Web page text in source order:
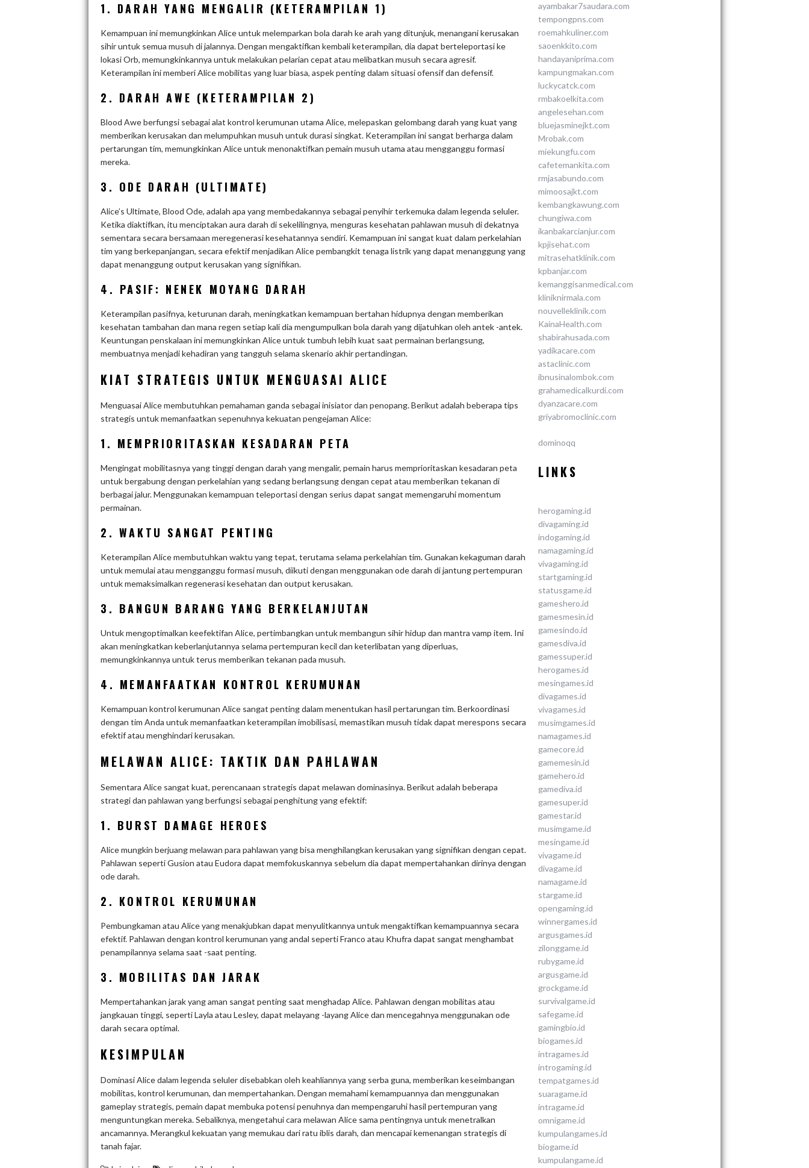
1. DARAH YANG MENGALIR (KETERAMPILAN 1)
Kemampuan ini memungkinkan Alice untuk melemparkan bola darah ke arah yang ditunjuk, menangani kerusakan
sihir untuk semua musuh di jalannya. Dengan mengaktifkan kembali keterampilan, dia dapat berteleportasi ke
lokasi Orb, memungkinkannya untuk melakukan pelarian cepat atau melibatkan musuh secara agresif.
Keterampilan ini memberi Alice mobilitas yang luar biasa, aspek penting dalam situasi ofensif dan defensif.
2. DARAH AWE (KETERAMPILAN 2)
Blood Awe berfungsi sebagai alat kontrol kerumunan utama Alice, melepaskan gelombang darah yang kuat yang
memberikan kerusakan dan melumpuhkan musuh untuk durasi singkat. Keterampilan ini sangat berharga dalam
pertarungan tim, memungkinkan Alice untuk menonaktifkan pemain musuh utama atau mengganggu formasi
mereka.
3. ODE DARAH (ULTIMATE)
Alice’s Ultimate, Blood Ode, adalah apa yang membedakannya sebagai penyihir terkemuka dalam legenda seluler.
Ketika diaktifkan, itu menciptakan aura darah di sekelilingnya, menguras kesehatan pahlawan musuh di dekatnya
sementara secara bersamaan meregenerasi kesehatannya sendiri. Kemampuan ini sangat kuat dalam perkelahian
tim yang berkepanjangan, secara efektif menjadikan Alice pembangkit tenaga listrik yang dapat menanggung yang
dapat menanggung output kerusakan yang signifikan.
4. PASIF: NENEK MOYANG DARAH
Keterampilan pasifnya, keturunan darah, meningkatkan kemampuan bertahan hidupnya dengan memberikan
kesehatan tambahan dan mana regen setiap kali dia mengumpulkan bola darah yang dijatuhkan oleh antek -antek.
Keuntungan penskalaan ini memungkinkan Alice untuk tumbuh lebih kuat saat permainan berlangsung,
membuatnya menjadi kehadiran yang tangguh selama skenario akhir pertandingan.
KIAT STRATEGIS UNTUK MENGUASAI ALICE
Menguasai Alice membutuhkan pemahaman ganda sebagai inisiator dan penopang. Berikut adalah beberapa tips
strategis untuk memanfaatkan sepenuhnya kekuatan pengejaman Alice:
1. MEMPRIORITASKAN KESADARAN PETA
Mengingat mobilitasnya yang tinggi dengan darah yang mengalir, pemain harus memprioritaskan kesadaran peta
untuk bergabung dengan perkelahian yang sedang berlangsung dengan cepat atau memberikan tekanan di
berbagai jalur. Menggunakan kemampuan teleportasi dengan serius dapat sangat memengaruhi momentum
permainan.
2. WAKTU SANGAT PENTING
Keterampilan Alice membutuhkan waktu yang tepat, terutama selama perkelahian tim. Gunakan kekaguman darah
untuk memulai atau mengganggu formasi musuh, diikuti dengan menggunakan ode darah di jantung pertempuran
untuk memaksimalkan regenerasi kesehatan dan output kerusakan.
3. BANGUN BARANG YANG BERKELANJUTAN
Untuk mengoptimalkan keefektifan Alice, pertimbangkan untuk membangun sihir hidup dan mantra vamp item. Ini
akan meningkatkan keberlanjutannya selama pertempuran kecil dan keterlibatan yang diperluas,
memungkinkannya untuk terus memberikan tekanan pada musuh.
4. MEMANFAATKAN KONTROL KERUMUNAN
Kemampuan kontrol kerumunan Alice sangat penting dalam menentukan hasil pertarungan tim. Berkoordinasi
dengan tim Anda untuk memanfaatkan keterampilan imobilisasi, memastikan musuh tidak dapat merespons secara
efektif atau menghindari kerusakan.
MELAWAN ALICE: TAKTIK DAN PAHLAWAN
Sementara Alice sangat kuat, perencanaan strategis dapat melawan dominasinya. Berikut adalah beberapa
strategi dan pahlawan yang berfungsi sebagai penghitung yang efektif:
1. BURST DAMAGE HEROES
Alice mungkin berjuang melawan para pahlawan yang bisa menghilangkan kerusakan yang signifikan dengan cepat.
Pahlawan seperti Gusion atau Eudora dapat memfokuskannya sebelum dia dapat mempertahankan dirinya dengan
ode darah.
2. KONTROL KERUMUNAN
Pembungkaman atau Alice yang menakjubkan dapat menyulitkannya untuk mengaktifkan kemampuannya secara
efektif. Pahlawan dengan kontrol kerumunan yang andal seperti Franco atau Khufra dapat sangat menghambat
penampilannya selama saat -saat penting.
3. MOBILITAS DAN JARAK
Mempertahankan jarak yang aman sangat penting saat menghadap Alice. Pahlawan dengan mobilitas atau
jangkauan tinggi, seperti Layla atau Lesley, dapat melayang -layang Alice dan mencegahnya menggunakan ode
darah secara optimal.
KESIMPULAN
Dominasi Alice dalam legenda seluler disebabkan oleh keahliannya yang serba guna, memberikan keseimbangan
mobilitas, kontrol kerumunan, dan mempertahankan. Dengan memahami kemampuannya dan menggunakan
gameplay strategis, pemain dapat membuka potensi penuhnya dan mempengaruhi hasil pertempuran yang
menguntungkan mereka. Sebaliknya, mengetahui cara melawan Alice sama pentingnya untuk menetralkan
ancamannya. Merangkul kekuatan yang memukau dari ratu iblis darah, dan mencapai kemenangan strategis di
tanah fajar.
ayambakar7saudara.com
tempongpns.com
roemahkuliner.com
saoenkkito.com
handayaniprima.com
kampungmakan.com
luckycatck.com
rmbakoelkita.com
angelesehan.com
bluejasminejkt.com
Mrobak.com
miekungfu.com
cafetemankita.com
rmjasabundo.com
mimoosajkt.com
kembangkawung.com
chungiwa.com
ikanbakarcianjur.com
kpjisehat.com
mitrasehatklinik.com
kpbanjar.com
kemanggisanmedical.com
kliniknirmala.com
nouvelleklinik.com
KainaHealth.com
shabirahusada.com
yadikacare.com
astaclinic.com
ibnusinalombok.com
grahamedicalkurdi.com
dyanzacare.com
griyabromoclinic.com
dominoqq
LINKS
herogaming.id
divagaming.id
indogaming.id
namagaming.id
vivagaming.id
startgaming.id
statusgame.id
gameshero.id
gamesmesin.id
gamesindo.id
gamesdiva.id
gamessuper.id
herogames.id
mesingames.id
divagames.id
vivagames.id
musimgames.id
namagames.id
gamecore.id
gamemesin.id
gamehero.id
gamediva.id
gamesuper.id
gamestar.id
musimgame.id
mesingame.id
vivagame.id
divagame.id
namagame.id
stargame.id
opengaming.id
winnergames.id
argusgames.id
zilonggame.id
rubygame.id
argusgame.id
grockgame.id
survivalgame.id
safegame.id
gamingbio.id
biogames.id
intragames.id
introgaming.id
tempatgames.id
suaragame.id
intragame.id
omnigame.id
kumpulangames.id
biogame.id
kumpulangame.id